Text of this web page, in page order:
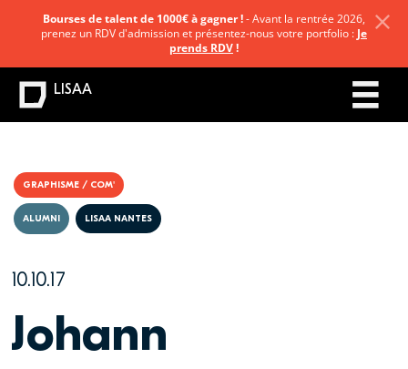
GRAPHISME / COM'
10.10.17
ALUMNI LISAA NANTES
Johann
Bourses de talent de 1000€ à gagner !- Avant la rentrée 2026,
prenez un RDV d'admission et présentez-nous votre portfolio : Je
prends RDV!
LISAA